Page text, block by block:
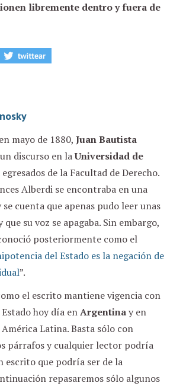
libremente dentro y fuera de
mayo de 1880, Juan Bautista
discurso en laUniversidad de
egresados de la Facultad de Derecho.
Alberdi se encontraba en una
se cuenta que apenas pudo leer unas
que su voz se apagaba. Sin embargo,
posteriormente como el
del Estado es la negación de
”.
el escrito mantiene vigencia con
hoy día enArgentinay en
Latina. Basta sólo con
párrafos y cualquier lector podría
escrito que podría ser de la
repasaremos sólo algunos